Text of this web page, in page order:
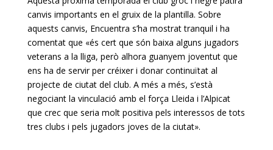
canvis importants en el gruix de la plantilla. Sobre
aquests canvis, Encuentra s’ha mostrat tranquil i ha
comentat que «és cert que són baixa alguns jugadors
veterans a la lliga, però alhora guanyem joventut que
ens ha de servir per créixer i donar continuïtat al
projecte de ciutat del club. A més a més, s’està
negociant la vinculació amb el força Lleida i l’Alpicat
que crec que seria molt positiva pels interessos de tots
tres clubs i pels jugadors joves de la ciutat».